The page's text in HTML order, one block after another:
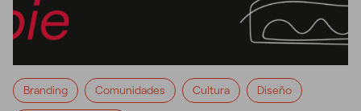
Branding Comunidades Cultura Diseño